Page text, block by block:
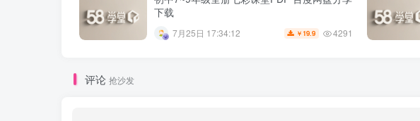
下载
7月25日 17:34:12 ￥ 19.9 4291
评论 抢沙发